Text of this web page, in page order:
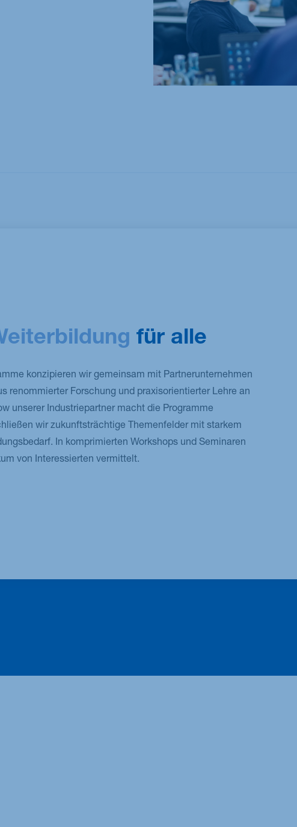
Management: Technology,
für alle
konzipieren wir gemeinsam mit Partnerunternehmen
renommierter Forschung und praxisorientierter Lehre an
unserer Industriepartner macht die Programme
wir zukunftsträchtige Themenfelder mit starkem
In komprimierten Workshops und Seminaren
von Interessierten vermittelt.